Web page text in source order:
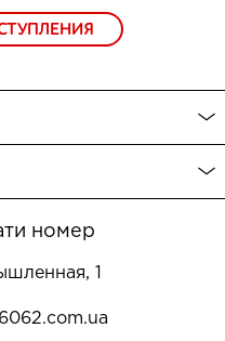
номер
1